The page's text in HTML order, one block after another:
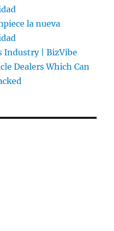
la nueva
Industry | BizVibe
Dealers Which Can